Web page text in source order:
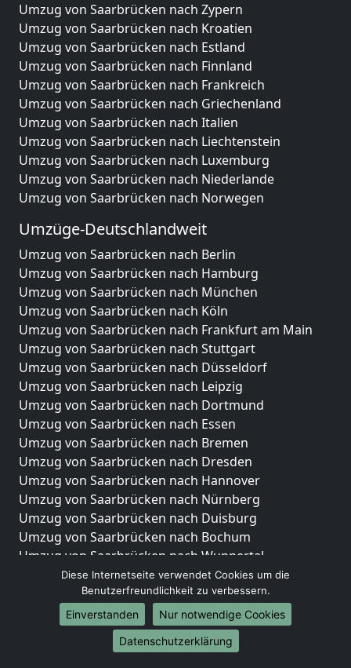
Umzug von Saarbrücken nach Zypern
Umzug von Saarbrücken nach Kroatien
Umzug von Saarbrücken nach Estland
Umzug von Saarbrücken nach Finnland
Umzug von Saarbrücken nach Frankreich
Umzug von Saarbrücken nach Griechenland
Umzug von Saarbrücken nach Italien
Umzug von Saarbrücken nach Liechtenstein
Umzug von Saarbrücken nach Luxemburg
Umzug von Saarbrücken nach Niederlande
Umzug von Saarbrücken nach Norwegen
Umzüge-Deutschlandweit
Umzug von Saarbrücken nach Berlin
Umzug von Saarbrücken nach Hamburg
Umzug von Saarbrücken nach München
Umzug von Saarbrücken nach Köln
Umzug von Saarbrücken nach Frankfurt am Main
Umzug von Saarbrücken nach Stuttgart
Umzug von Saarbrücken nach Düsseldorf
Umzug von Saarbrücken nach Leipzig
Umzug von Saarbrücken nach Dortmund
Umzug von Saarbrücken nach Essen
Umzug von Saarbrücken nach Bremen
Umzug von Saarbrücken nach Dresden
Umzug von Saarbrücken nach Hannover
Umzug von Saarbrücken nach Nürnberg
Umzug von Saarbrücken nach Duisburg
Umzug von Saarbrücken nach Bochum
Umzug von Saarbrücken nach Wuppertal
Umzug von Saarbrücken nach Bielefeld
Umzug von Saarbrücken nach Bonn
Umzug von Saarbrücken nach Münster
Internationale-Umzüge
Diese Internetseite verwendet Cookies um die
Benutzerfreundlichkeit zu verbessern.
Einverstanden
Nur notwendige Cookies
Datenschutzerklärung